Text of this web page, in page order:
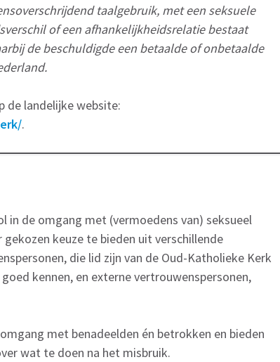
taalgebruik, met een seksuele
of een afhankelijkheidsrelatie bestaat
de beschuldigde een betaalde of onbetaalde
de landelijke website:
.
in de omgang met (vermoedens van) seksueel
keuze te bieden uit verschillende
die lid zijn van de Oud-Katholieke Kerk
kennen, en externe vertrouwenspersonen,
met benadeelden én betrokken en bieden
wat te doen na het misbruik.